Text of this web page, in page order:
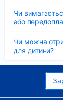
Чи
або
Чи можна
для дитини?